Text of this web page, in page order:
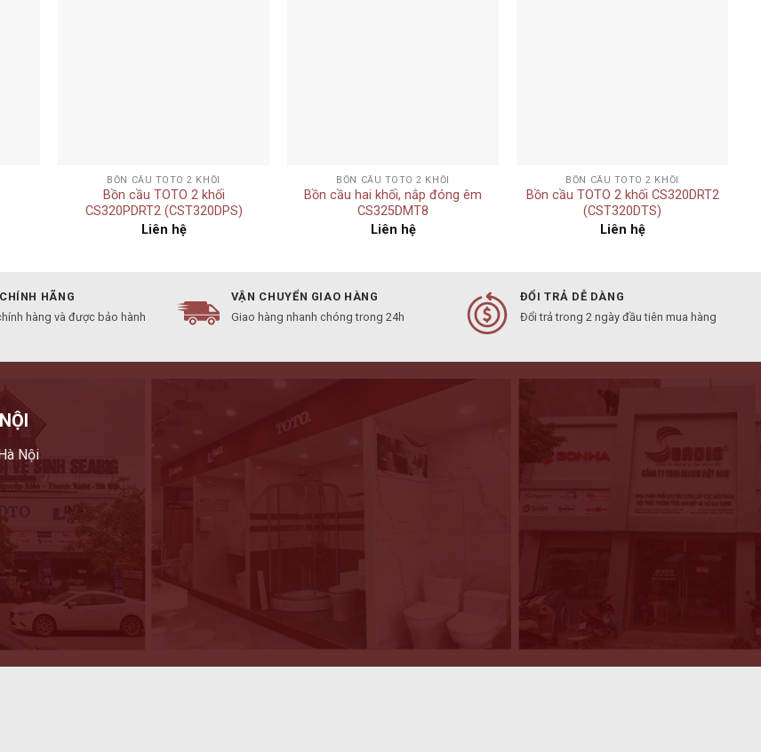
BỒN CẦU TOTO 2 KHỐI
Bồn cầu TOTO 2 khối
CS320PDRT2 (CST320DPS)
Liên hệ
BỒN CẦU TOTO 2 KHỐI
Bồn cầu hai khối, nắp đóng êm
CS325DMT8
Liên hệ
BỒN CẦU TOTO 2 KHỐI
Bồn cầu TOTO 2 khối CS320DRT2
(CST320DTS)
Liên hệ
HÃNG
hàng và được bảo hành
VẬN CHUYỂN GIAO HÀNG
Giao hàng nhanh chóng trong 24h
ĐỔI TRẢ DỄ DÀNG
Đổi trả trong 2 ngày đầu tiên mua hàng
Nội